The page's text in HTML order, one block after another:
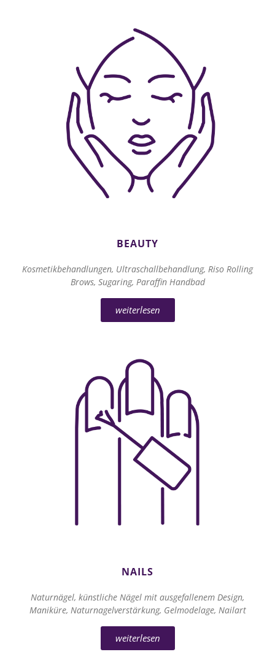
BEAUTY
Kosmetikbehandlungen, Ultraschallbehandlung, Riso Rolling
Brows, Sugaring, Paraffin Handbad
weiterlesen
NAILS
Naturnägel, künstliche Nägel mit ausgefallenem Design,
Maniküre, Naturnagelverstärkung, Gelmodelage, Nailart
weiterlesen